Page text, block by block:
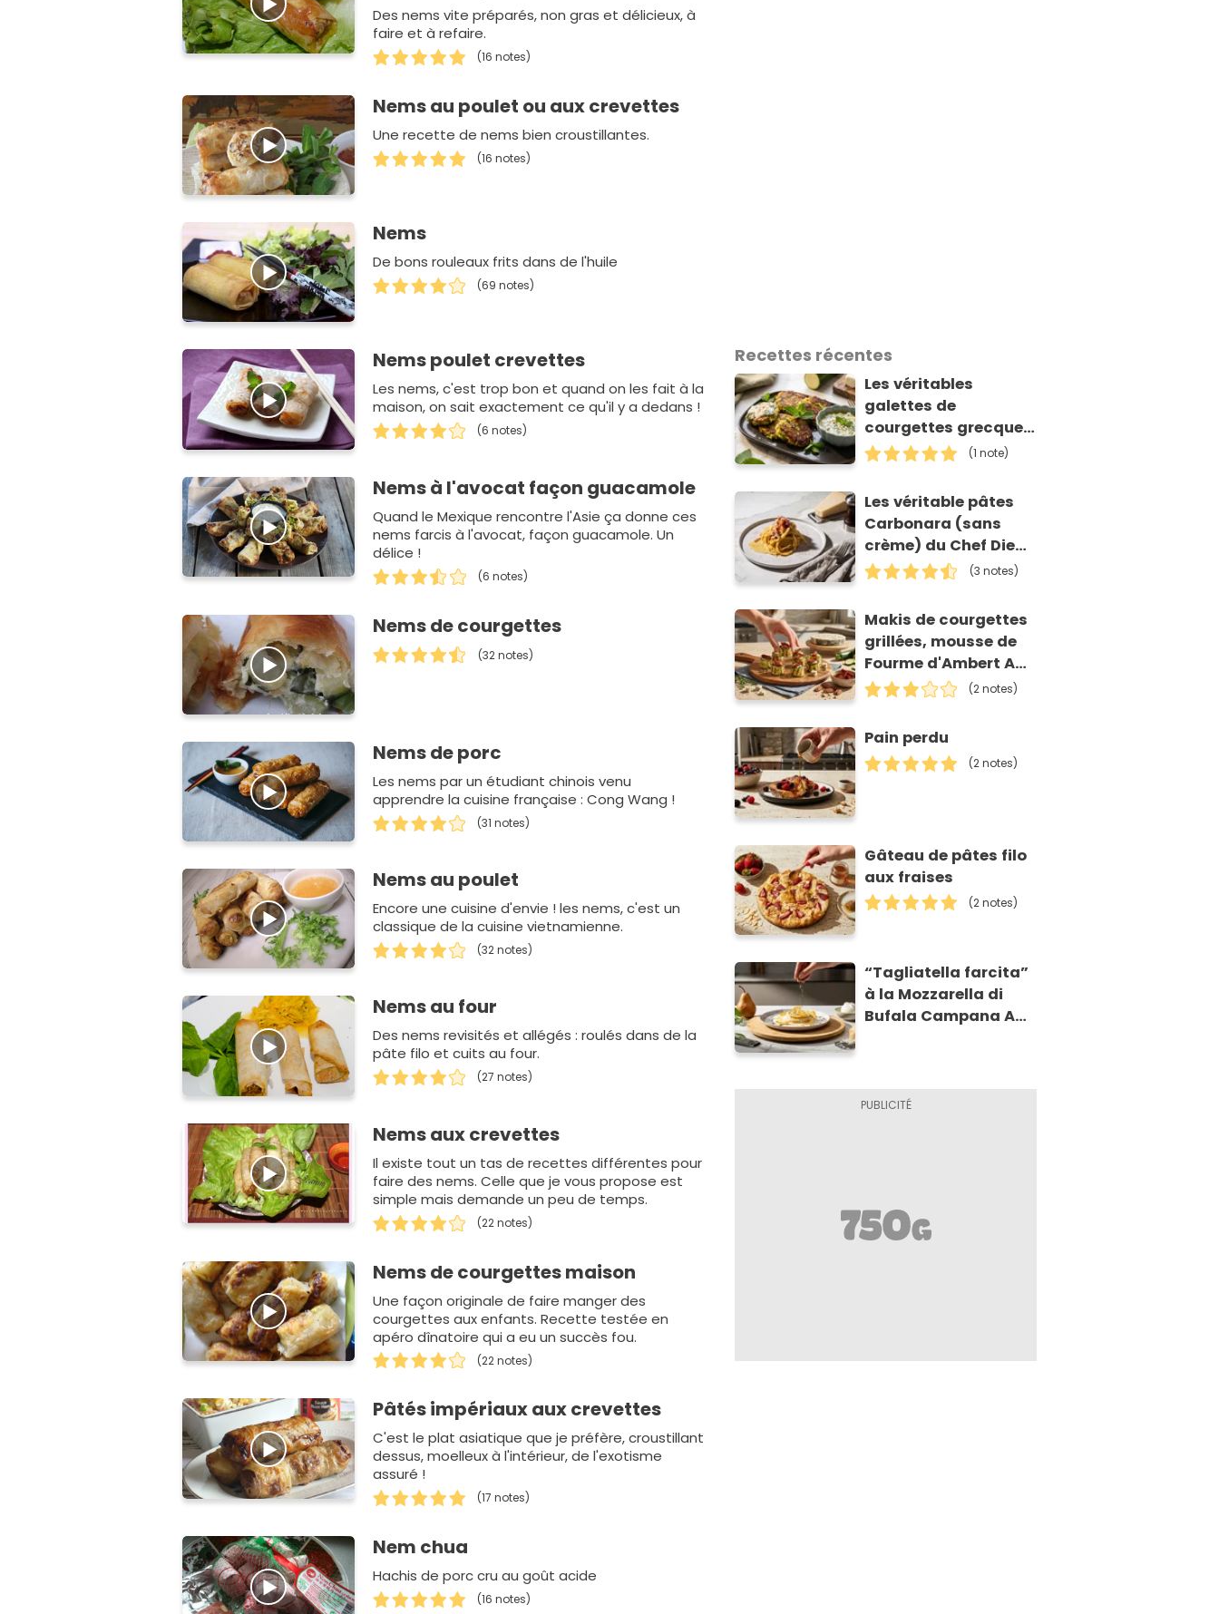
Des nems vite préparés, non gras et délicieux, à
faire et à refaire.
(16 notes)
Nems au poulet ou aux crevettes
Une recette de nems bien croustillantes.
(16 notes)
Nems
De bons rouleaux frits dans de l'huile
(69 notes)
Nems poulet crevettes
Les nems, c'est trop bon et quand on les fait à la
maison, on sait exactement ce qu'il y a dedans !
(6 notes)
Nems à l'avocat façon guacamole
Quand le Mexique rencontre l'Asie ça donne ces
nems farcis à l'avocat, façon guacamole. Un
délice !
(6 notes)
Nems de courgettes
(32 notes)
Nems de porc
Les nems par un étudiant chinois venu
apprendre la cuisine française : Cong Wang !
(31 notes)
Nems au poulet
Encore une cuisine d'envie ! les nems, c'est un
classique de la cuisine vietnamienne.
(32 notes)
Nems au four
Des nems revisités et allégés : roulés dans de la
pâte filo et cuits au four.
(27 notes)
Nems aux crevettes
Il existe tout un tas de recettes différentes pour
faire des nems. Celle que je vous propose est
simple mais demande un peu de temps.
(22 notes)
Nems de courgettes maison
Une façon originale de faire manger des
courgettes aux enfants. Recette testée en
apéro dînatoire qui a eu un succès fou.
(22 notes)
Pâtés impériaux aux crevettes
C'est le plat asiatique que je préfère, croustillant
dessus, moelleux à l'intérieur, de l'exotisme
assuré !
(17 notes)
Nem chua
Hachis de porc cru au goût acide
(16 notes)
Recettes récentes
Les véritables
galettes de
courgettes grecques
(kolokithokeftedes)
(1 note)
Les véritable pâtes
Carbonara (sans
crème) du Chef Diego
Accettulli
(3 notes)
Makis de courgettes
grillées, mousse de
Fourme d'Ambert AOP
et tomates séchées
(2 notes)
Pain perdu
(2 notes)
Gâteau de pâtes filo
aux fraises
(2 notes)
“Tagliatella farcita”
à la Mozzarella di
Bufala Campana AOP
croustillants de